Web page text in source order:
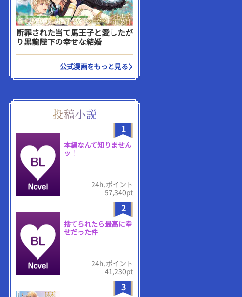
断罪された当て馬王子と愛したが
り黒龍陛下の幸せな結婚
公式漫画をもっと見る
1
本編なんて知りません
ッ！
24h.ポイント
57,340pt
2
捨てられたら最高に幸
せだった件
24h.ポイント
41,230pt
3